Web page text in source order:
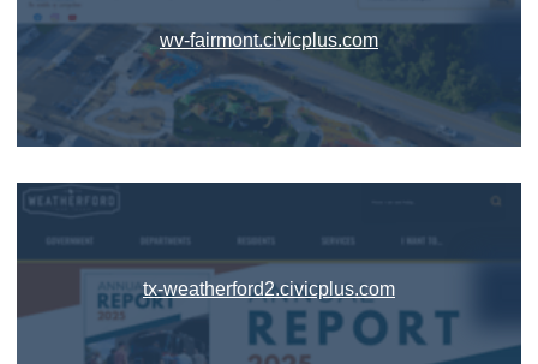
wv-fairmont.civicplus.com
tx-weatherford2.civicplus.com